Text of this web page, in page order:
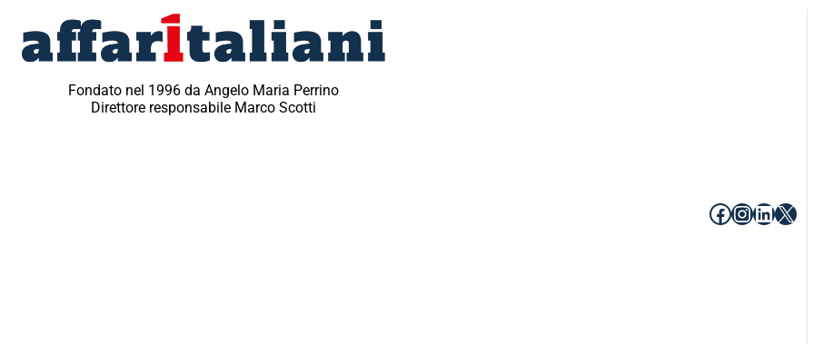
Fondato nel 1996 da Angelo Maria Perrino
Direttore responsabile Marco Scotti
Facebook
X